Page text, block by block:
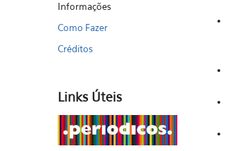
Informações
Como Fazer
Créditos
Links Úteis